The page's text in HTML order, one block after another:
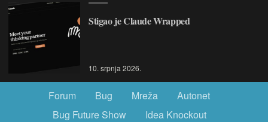
Stigao je Claude Wrapped
10. srpnja 2026.
Forum Bug Mreža
Autonet
Bug Future Show
Idea Knockout